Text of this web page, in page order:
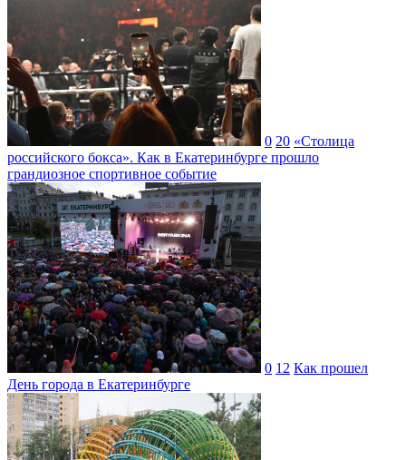
0 20 «Столица
российского бокса». Как в Екатеринбурге прошло
грандиозное спортивное событие
0 12 Как прошел
День города в Екатеринбурге